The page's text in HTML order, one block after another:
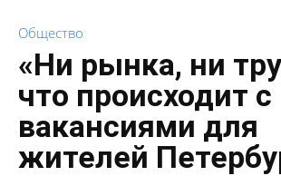
Общество
«Ни рынка, ни
что происходит с
вакансиями для
жителей